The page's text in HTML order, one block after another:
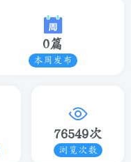
0篇
本周发布
76549次
浏览次数